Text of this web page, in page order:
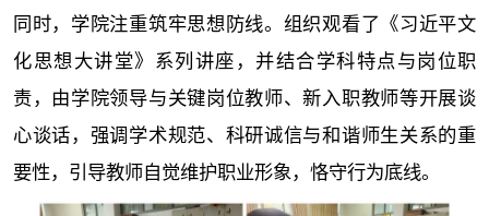
同时，学院注重筑牢思想防线。组织观看了《习近平文
化思想大讲堂》系列讲座，并结合学科特点与岗位职
责，由学院领导与关键岗位教师、新入职教师等开展谈
心谈话，强调学术规范、科研诚信与和谐师生关系的重
要性，引导教师自觉维护职业形象，恪守行为底线。